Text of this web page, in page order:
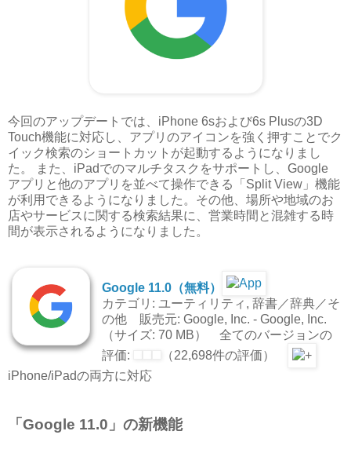
今回のアップデートでは、iPhone 6sおよび6s Plusの3D
Touch機能に対応し、アプリのアイコンを強く押すことでク
イック検索のショートカットが起動するようになりまし
た。 また、iPadでのマルチタスクをサポートし、Google
アプリと他のアプリを並べて操作できる「Split View」機能
が利用できるようになりました。その他、場所や地域のお
店やサービスに関する検索結果に、営業時間と混雑する時
間が表示されるようになりました。
Google 11.0（無料）
カテゴリ: ユーティリティ, 辞書／辞典／そ
の他 販売元: Google, Inc. - Google, Inc.
（サイズ: 70 MB） 全てのバージョンの
評価:
（22,698件の評価）
iPhone/iPadの両方に対応
「Google 11.0」の新機能